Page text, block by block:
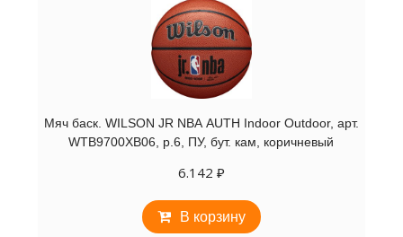
Мяч баск. WILSON JR NBA AUTH Indoor Outdoor, арт.
WTB9700XB06, р.6, ПУ, бут. кам, коричневый
6.142 ₽
В корзину